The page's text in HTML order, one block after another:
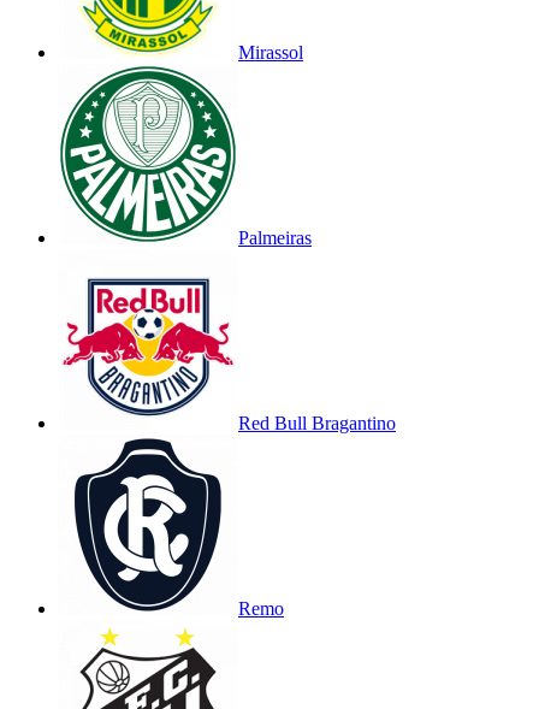
Mirassol
Palmeiras
Red Bull Bragantino
Remo